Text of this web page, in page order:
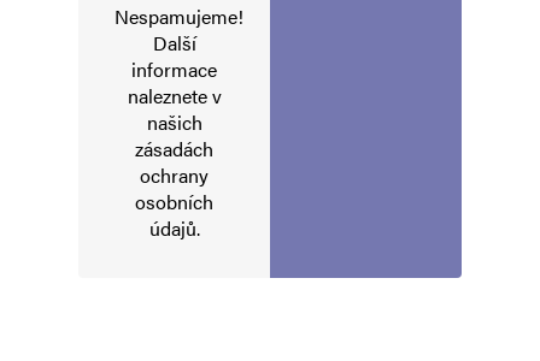
Informujte mě o nových příspěvcích e-mailem.
Alternative:
Nespamujeme!
Další
informace
naleznete v
našich
zásadách
ochrany
osobních
údajů.